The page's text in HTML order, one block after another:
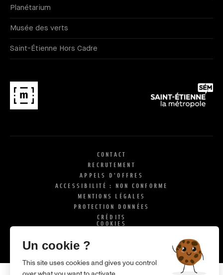
Planétarium
Musée des verts
Saint-Étienne Hors Cadre
CONTACT
RECRUTEMENT
APPELS D'OFFRES
ACCESSIBILITÉ : NON CONFORME
MENTIONS LÉGALES
PROTECTION DONNÉES
CRÉDITS
COOKIES
Un cookie ?
This site uses cookies and gives you control